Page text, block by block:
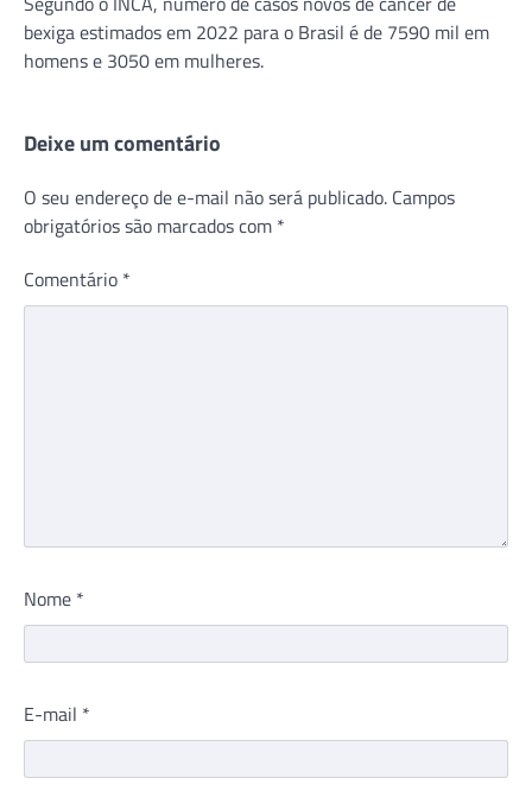
bexiga estimados em 2022 para o Brasil é de 7590 mil em
homens e 3050 em mulheres.
Deixe um comentário
O seu endereço de e-mail não será publicado. Campos
obrigatórios são marcados com *
Comentário *
Nome *
E-mail *